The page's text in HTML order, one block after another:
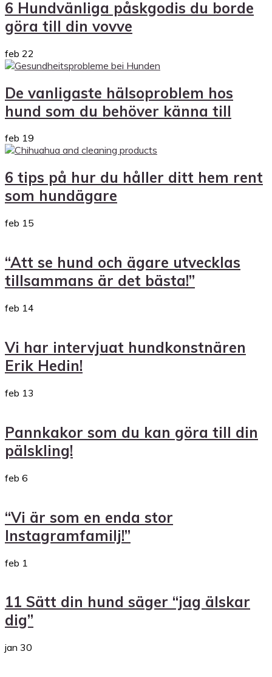
6 Hundvänliga påskgodis du borde
göra till din vovve
feb 22
De vanligaste hälsoproblem hos
hund som du behöver känna till
feb 19
6 tips på hur du håller ditt hem rent
som hundägare
feb 15
“Att se hund och ägare utvecklas
tillsammans är det bästa!”
feb 14
Vi har intervjuat hundkonstnären
Erik Hedin!
feb 13
Pannkakor som du kan göra till din
pälskling!
feb 6
“Vi är som en enda stor
Instagramfamilj!”
feb 1
11 Sätt din hund säger “jag älskar
dig”
jan 30